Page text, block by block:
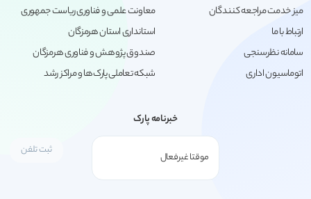
میز خدمت مراجعه کنندگان
ارتباط با ما
سامانه نظرسنجی
اتوماسیون اداری
معاونت علمی و فناوری ریاست جمهوری
استانداری استان هرمزگان
صندوق پژوهش و فناوری هرمزگان
شبکه تعاملی پارک‌ها و مراکز رشد
خبرنامه پارک